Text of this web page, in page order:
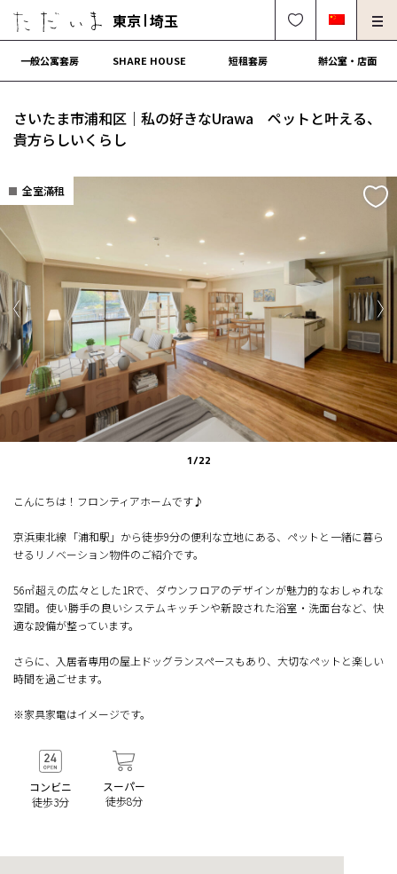
東京 埼玉
房東、物件管理請進
解約・修理・各種受付
簽約流程
營運會社
一般公寓套房 SHARE HOUSE 短租套房 辦公室・店面
さいたま市浦和区｜私の好きなUrawa ペットと叶える、
貴方らしいくらし
全室滿租
Previous
1/22
こんにちは！フロンティアホームです♪
京浜東北線「浦和駅」から徒歩9分の便利な立地にある、ペットと一緒に暮ら
せるリノベーション物件のご紹介です。
56㎡超えの広々とした1Rで、ダウンフロアのデザインが魅力的なおしゃれな
空間。使い勝手の良いシステムキッチンや新設された浴室・洗面台など、快
適な設備が整っています。
さらに、入居者専用の屋上ドッグランスペースもあり、大切なペットと楽しい
時間を過ごせます。
※家具家電はイメージです。
コンビニ
徒歩3分
スーパー
徒歩8分